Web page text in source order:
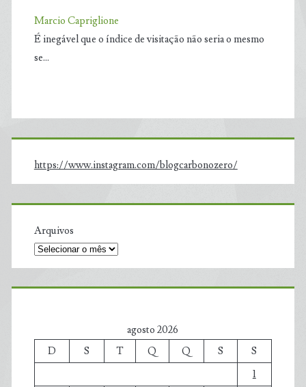
Marcio Capriglione
É inegável que o índice de visitação não seria o mesmo
se…
https://www.instagram.com/blogcarbonozero/
Arquivos
agosto 2026
D
S T Q Q S
S
1